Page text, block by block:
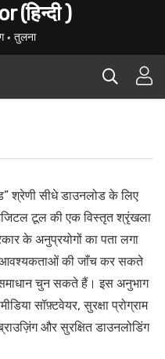
(हिन्दी )
⋆ तुलना
श्रेणी सीधे डाउनलोड के लिए
टूल की एक विस्तृत श्रृंखला
के अनुप्रयोगों का पता लगा
की जाँच कर सकते
चुन सकते हैं। इस अनुभाग
सॉफ़्टवेयर, सुरक्षा प्रोग्राम
और सुरक्षित डाउनलोडिंग